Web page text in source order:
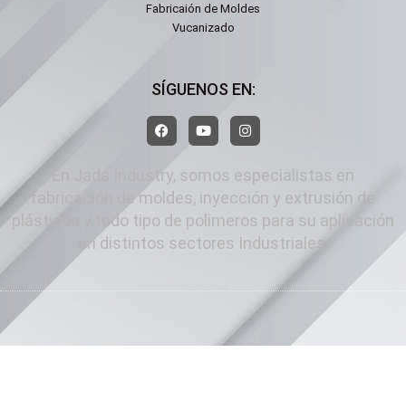
Fabricaión de Moldes
Vucanizado
SÍGUENOS EN:
En Jada Industry, somos especialistas en
fabricación de moldes, inyección y extrusión de
plásticos y todo tipo de polimeros para su aplicación
en distintos sectores Industriales.